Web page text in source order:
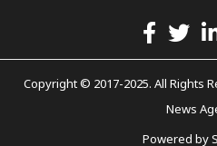
Copyright © 2017-2025. All Rights
News
Powered by